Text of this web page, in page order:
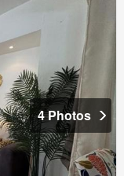
4 Photos